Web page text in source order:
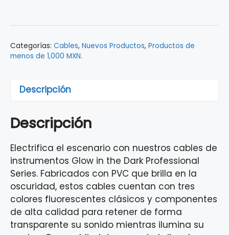
IN
CBL
Categorías: Cables, Nuevos Productos, Productos de
menos de 1,000 MXN.
Descripción
Descripción
Electrifica el escenario con nuestros cables de
instrumentos Glow in the Dark Professional
Series. Fabricados con PVC que brilla en la
oscuridad, estos cables cuentan con tres
colores fluorescentes clásicos y componentes
de alta calidad para retener de forma
transparente su sonido mientras ilumina su